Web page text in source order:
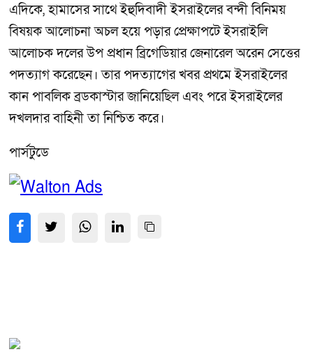
এদিকে, হামাসের সাথে ইহুদিবাদী ইসরাইলের বন্দী বিনিময়
বিষয়ক আলোচনা অচল হয়ে পড়ার প্রেক্ষাপটে ইসরাইলি
আলোচক দলের উপ প্রধান ব্রিগেডিয়ার জেনারেল অরেন সেত্তের
পদত্যাগ করেছেন। তার পদত্যাগের খবর প্রথমে ইসরাইলের
কান পাবলিক ব্রডকাস্টার জানিয়েছিল এবং পরে ইসরাইলের
দখলদার বাহিনী তা নিশ্চিত করে।
পার্সটুডে